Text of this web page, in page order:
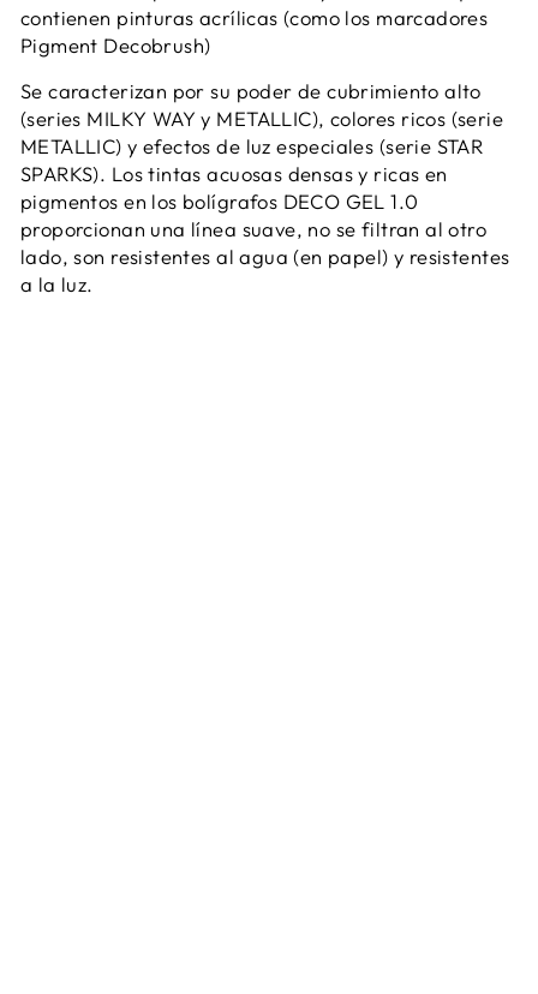
contienen pinturas acrílicas (como los marcadores
Pigment Decobrush)
Se caracterizan por su poder de cubrimiento alto
(series MILKY WAY y METALLIC), colores ricos (serie
METALLIC) y efectos de luz especiales (serie STAR
SPARKS). Los tintas acuosas densas y ricas en
pigmentos en los bolígrafos DECO GEL 1.0
proporcionan una línea suave, no se filtran al otro
lado, son resistentes al agua (en papel) y resistentes
a la luz.